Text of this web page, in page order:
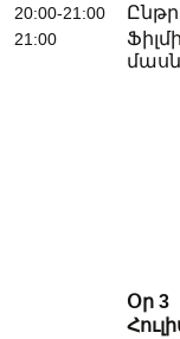
20:00-21:00
21:00
Օր 3